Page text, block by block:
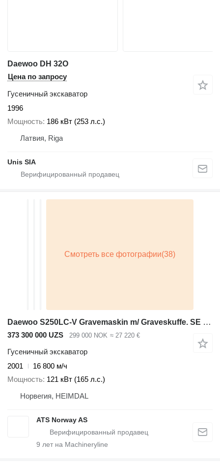
Daewoo DH 32O
Цена по запросу
Гусеничный экскаватор
1996
Мощность 186 кВт (253 л.с.)
Латвия, Riga
Unis SIA
Daewoo S250LC-V Gravemaskin m/ Graveskuffe. SE VIDEO
373 300 000 UZS 299 000 NOK ≈ 27 220 €
Гусеничный экскаватор
2001
16 800 м/ч
Мощность 121 кВт (165 л.с.)
Норвегия, HEIMDAL
ATS Norway AS
9 лет на Machineryline